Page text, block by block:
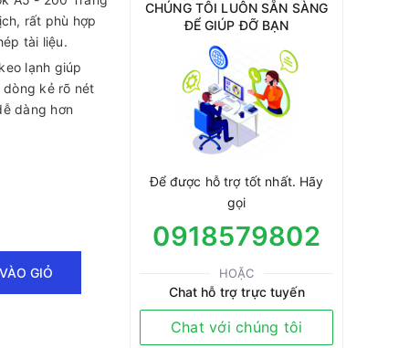
rất phù hợp
tài liệu.
lạnh giúp
kẻ rõ nét
dàng hơn
GIỎ
CHÚNG TÔI LUÔN SẴN SÀNG
ĐỂ GIÚP ĐỠ BẠN
Để được hỗ trợ tốt nhất. Hãy
gọi
0918579802
HOẶC
Chat hỗ trợ trực tuyến
Chat với chúng tôi